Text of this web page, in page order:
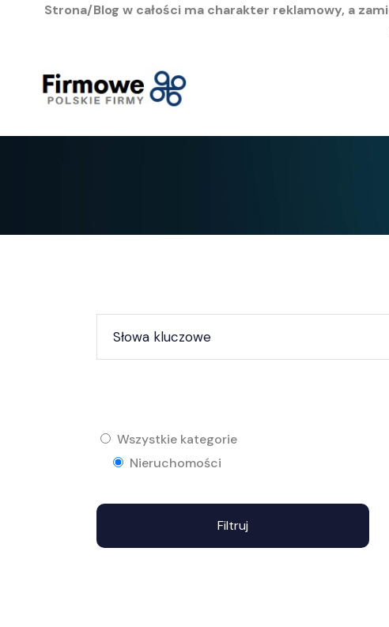
Strona/Blog w całości ma charakter reklamowy, a
Wszystkie kategorie
Nieruchomości
Filtruj